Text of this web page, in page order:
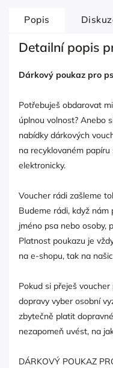
Popis
Detailní popis
Dárkový poukaz pro
Potřebuješ obdarovat
úplnou volnost? Anebo
nabídky dárkových
na recyklovaném
elektronicky.
Voucher rádi zašleme
Budeme rádi, když
jméno psa nebo osoby,
Platnost poukazu je
na e-shopu, tak na
Pokud si přeješ
dopravy vyber osobní
zbytečně platit
nezapomeň uvést, na
DÁRKOVÝ POUKAZ